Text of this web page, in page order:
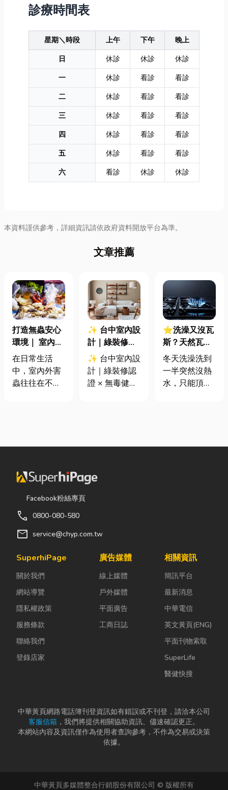
診療時間表
星期＼時段 上午 下午
晚上
日
休診 休診
休診
一
休診 看診
看診
二
休診 看診
看診
三
休診 看診
看診
四
休診 看診
看診
五
休診 看診
看診
六
看診 休診 休診
本資料謹供參考，詳細資訊請依政府資料開放平台為準。
文章推薦
打造無蟲安心
環境｜ 室內外
害蟲防治全攻
略
在日常生活
中，室內外害
蟲往往在不知
渣或積水，容
螞蟻前來覓
食；陽台、庭
院若有積水，
蟲孳生的溫
床。潮濕陰暗
吸引白蟻、蛾
藏匿，不僅影
響環境整潔，
更可能...
✨ 台中室內設
計｜綠裝修認
證 × 無毒健康
建材，打造安
全、舒適又有
✨ 台中室內設
計｜綠裝修認
證 × 無毒健康
其實一間專業
不只是提供空
生過程中，默
兼具美感、機
想生活空間...
⭐洗澡又沒瓦
斯？天然瓦斯
是什麼、費用
怎麼算？家庭
能源選擇與配
冬天洗澡洗到
一半突然沒熱
水，只能頂著
共同噩夢。隨
麼？它跟傳統
裝瓦斯有什麼
差別？天然瓦
斯...
Facebook粉絲專頁
call 0800-080-580
mail service@chyp.com.tw
SuperhiPage
關於我們
網站導覽
隱私權政策
服務條款
聯絡我們
登錄店家
廣告媒體
線上媒體
戶外媒體
平面廣告
工商日誌
相關資訊
簡訊平台
最新消息
中華電信
英文黃頁(ENG)
平面刊物索取
SuperLife
醫健快搜
中華黃頁網路電話簿刊登資訊如有錯誤或不刊登，請洽本公司
客服信箱 ，我們將提供相關協助資訊、儘速確認更正。
本網站內容及資訊僅作為使用者查詢參考，不作為交易或決策
依據。
中華黃頁多媒體整合行銷股份有限公司 © 版權所有